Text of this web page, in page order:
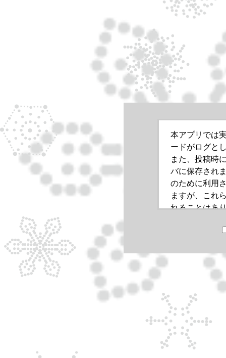
本アプリでは
ードがログと
また、投稿時
バに保存され
のために利用
ますが、これ
れることはあ